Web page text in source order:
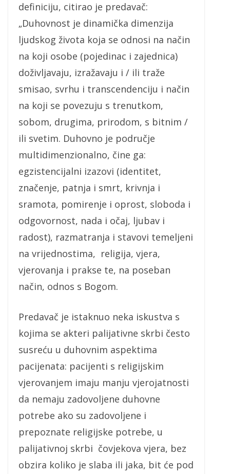
definiciju, citirao je predavač:
„Duhovnost je dinamička dimenzija
ljudskog života koja se odnosi na način
na koji osobe (pojedinac i zajednica)
doživljavaju, izražavaju i / ili traže
smisao, svrhu i transcendenciju i način
na koji se povezuju s trenutkom,
sobom, drugima, prirodom, s bitnim /
ili svetim. Duhovno je područje
multidimenzionalno, čine ga:
egzistencijalni izazovi (identitet,
značenje, patnja i smrt, krivnja i
sramota, pomirenje i oprost, sloboda i
odgovornost, nada i očaj, ljubav i
radost), razmatranja i stavovi temeljeni
na vrijednostima, religija, vjera,
vjerovanja i prakse te, na poseban
način, odnos s Bogom.
Predavač je istaknuo neka iskustva s
kojima se akteri palijativne skrbi često
susreću u duhovnim aspektima
pacijenata: pacijenti s religijskim
vjerovanjem imaju manju vjerojatnosti
da nemaju zadovoljene duhovne
potrebe ako su zadovoljene i
prepoznate religijske potrebe, u
palijativnoj skrbi čovjekova vjera, bez
obzira koliko je slaba ili jaka, bit će pod